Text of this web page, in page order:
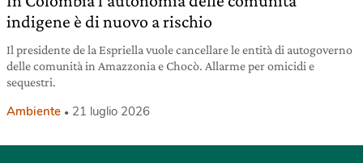
indigene è di nuovo a rischio
Il presidente de la Espriella vuole cancellare le entità di autogoverno
delle comunità in Amazzonia e Chocò. Allarme per omicidi e
sequestri.
Ambiente 21 luglio 2026